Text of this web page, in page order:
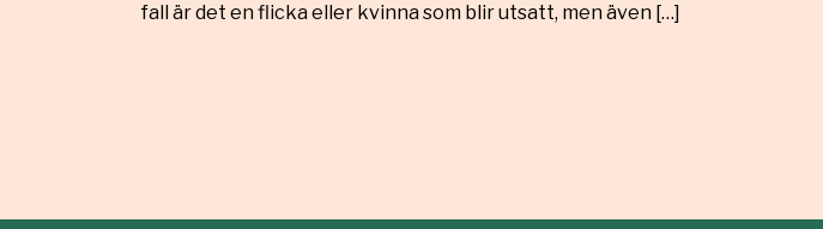
fall är det en flicka eller kvinna som blir utsatt, men även […]